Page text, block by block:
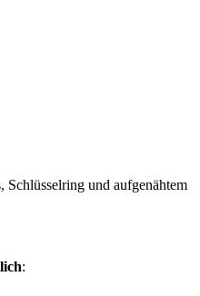
Schlüsselring und aufgenähtem
: